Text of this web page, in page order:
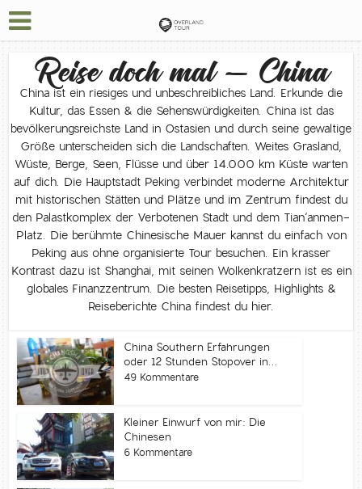
Reise doch mal – China
China ist ein riesiges und unbeschreibliches Land. Erkunde die
Kultur, das Essen & die Sehenswürdigkeiten. China ist das
bevölkerungsreichste Land in Ostasien und durch seine gewaltige
Größe unterscheiden sich die Landschaften. Weites Grasland,
Wüste, Berge, Seen, Flüsse und über 14.000 km Küste warten
auf dich. Die Hauptstadt Peking verbindet moderne Architektur
mit historischen Stätten und Plätze und im Zentrum findest du
den Palastkomplex der Verbotenen Stadt und dem Tian‘anmen-
Platz. Die berühmte Chinesische Mauer kannst du einfach von
Peking aus ohne organisierte Tour besuchen. Ein krasser
Kontrast dazu ist Shanghai, mit seinen Wolkenkratzern ist es ein
globales Finanzzentrum. Die besten Reisetipps, Highlights &
Reiseberichte China findest du hier.
China Southern Erfahrungen
oder 12 Stunden Stopover in...
49 Kommentare
Kleiner Einwurf von mir: Die
Chinesen
6 Kommentare